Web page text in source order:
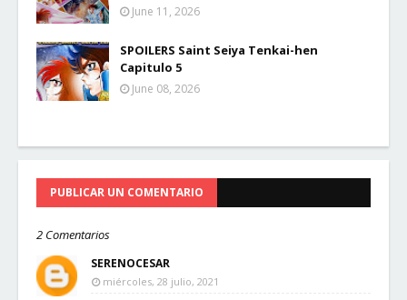
June 11, 2026
SPOILERS Saint Seiya Tenkai-hen
Capitulo 5
June 08, 2026
PUBLICAR UN COMENTARIO
2 Comentarios
SERENOCESAR
miércoles, 28 julio, 2021